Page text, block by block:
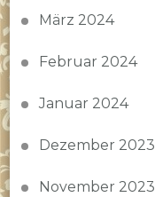
März 2024
Februar 2024
Januar 2024
Dezember 2023
November 2023